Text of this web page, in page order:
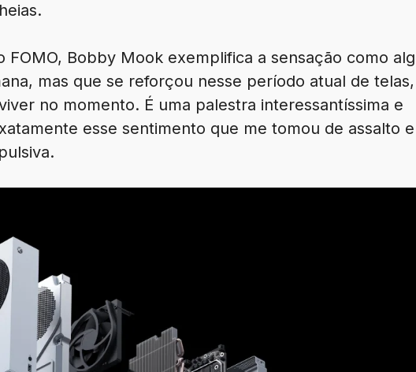
FOMO, Bobby Mook exemplifica a sensação como
mas que se reforçou nesse período atual de
no momento. É uma palestra interessantíssima e
esse sentimento que me tomou de assalto